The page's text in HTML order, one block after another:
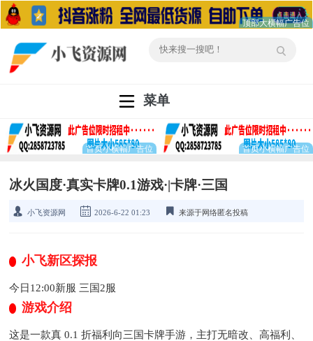
菜单
冰火国度·真实卡牌0.1游戏·|卡牌·三国
小飞资源网 2026-6-22 01:23 来源于网络匿名投稿
小飞新区探报
今日12:00新服 三国2服
游戏介绍
这是一款真 0.1 折福利向三国卡牌手游，主打无暗改、高福利、